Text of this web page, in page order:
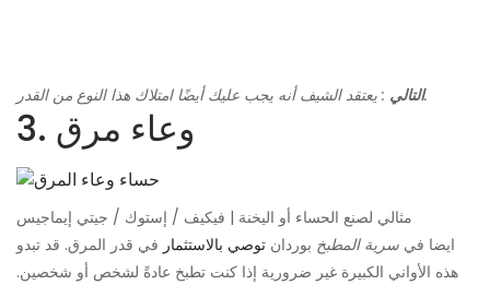
التالي: يعتقد الشيف أنه يجب عليك أيضًا امتلاك هذا النوع من القدر.
3. وعاء مرق
مثالي لصنع الحساء أو اليخنة | فيكيف / إستوك / جيتي إيماجيس
ايضا في سرية المطبخ بوردان توصي بالاستثمار في قدر المرق. قد تبدو
هذه الأواني الكبيرة غير ضرورية إذا كنت تطبخ عادةً لشخص أو شخصين.